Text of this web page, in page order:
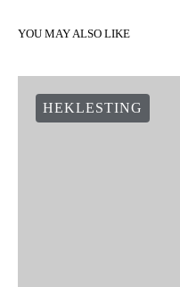
YOU MAY ALSO LIKE
HEKLESTING